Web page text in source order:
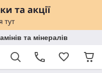
та мінералів